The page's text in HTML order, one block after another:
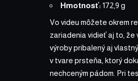
Hmotnosť: 172,9 g
Vo videu môžete okrem
zariadenia vidieť aj to,
výroby pribalený aj
v tvare prsteňa, ktorý
nechceným pádom. Pri